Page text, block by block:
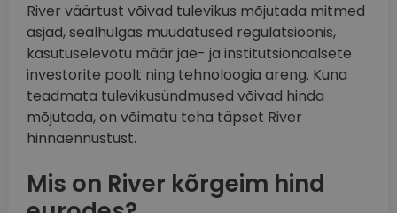
River väärtust võivad tulevikus mõjutada mitmed
asjad, sealhulgas muudatused regulatsioonis,
kasutuselevõtu määr jae- ja institutsionaalsete
investorite poolt ning tehnoloogia areng. Kuna
teadmata tulevikusündmused võivad hinda
mõjutada, on võimatu teha täpset River
hinnaennustust.
Mis on River kõrgeim hind